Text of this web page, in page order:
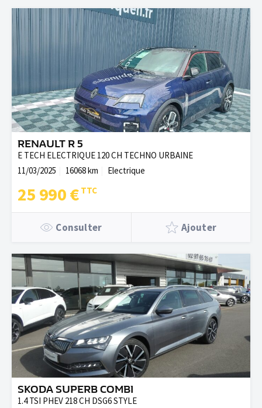
RENAULT R 5
E TECH ELECTRIQUE 120 CH TECHNO URBAINE
11/03/2025
16068 km Electrique
25 990 €
Consulter Ajouter
SKODA SUPERB COMBI
1.4 TSI PHEV 218 CH DSG6 STYLE